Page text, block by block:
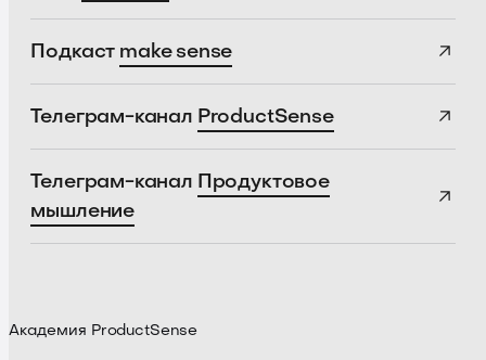
Подкаст make sense
Телеграм-канал ProductSense
Телеграм-канал Продуктовое
мышление
Академия ProductSense